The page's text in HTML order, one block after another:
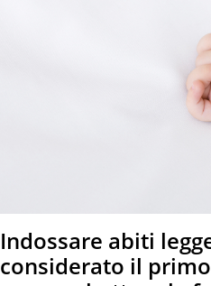
Indossare abiti
considerato il